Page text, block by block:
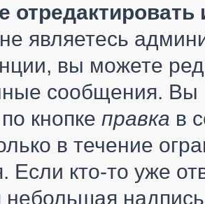
являетесь
вы можете
сообщения. Вы
кнопке правка в
в течение
Если кто-то уже
небольшая